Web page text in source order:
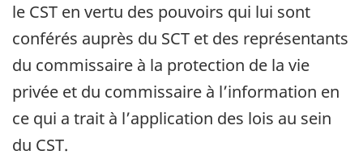
le CST en vertu des pouvoirs qui lui sont
conférés auprès du SCT et des représentants
du commissaire à la protection de la vie
privée et du commissaire à l’information en
ce qui a trait à l’application des lois au sein
du CST.